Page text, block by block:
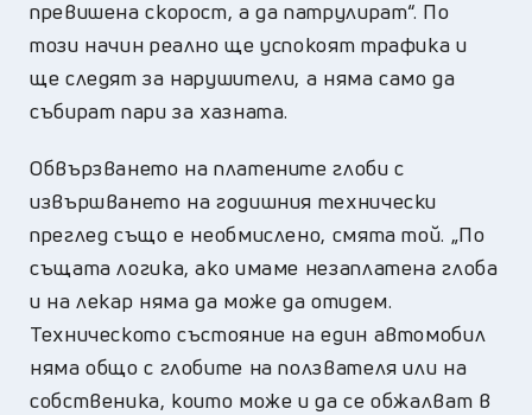
превишена скорост, а да патрулират“. По
този начин реално ще успокоят трафика и
ще следят за нарушители, а няма само да
събират пари за хазната.
Обвързването на платените глоби с
извършването на годишния технически
преглед също е необмислено, смята той. „По
същата логика, ако имаме незаплатена глоба
и на лекар няма да може да отидем.
Техническото състояние на един автомобил
няма общо с глобите на ползвателя или на
собственика, които може и да се обжалват в